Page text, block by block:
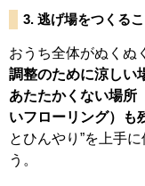
3. 逃げ場をつくる
おうち全体がぬくぬ
調整のために涼しい
あたたかくない場所
いフローリング）も
とひんやり”を上手
う。